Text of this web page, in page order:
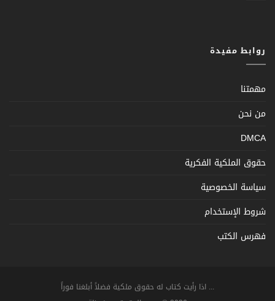
روابط مفيدة
مهمتنا
من نحن
DMCA
حقوق الملكية الفكرية
سياسة الخصوصية
شروط الإستخدام
فهرس الكتب
... اذا رأيت كتاب له حقوق ملكية فضلاً أبلغنا فوراً